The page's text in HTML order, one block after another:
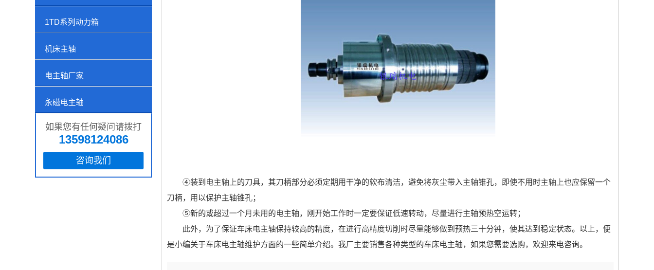
1 2 3
1TD系列动力箱
机床主轴
电主轴厂家
永磁电主轴
如果您有任何疑问请拨打
13598124086
咨询我们
④装到电主轴上的刀具，其刀柄部分必须定期用干净的软布清洁，避免将灰尘带入主轴锥孔，即使不用时主轴上也应保留一个
刀柄，用以保护主轴锥孔；
⑤新的或超过一个月未用的电主轴，刚开始工作时一定要保证低速转动，尽量进行主轴预热空运转；
此外，为了保证车床电主轴保持较高的精度，在进行高精度切削时尽量能够做到预热三十分钟，使其达到稳定状态。以上，便
是小编关于车床电主轴维护方面的一些简单介绍。我厂主要销售各种类型的车床电主轴，如果您需要选购，欢迎来电咨询。